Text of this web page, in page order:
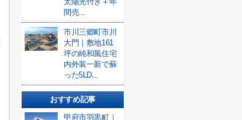
間売...
市川三郷町市川
大門｜敷地161
坪の純和風住宅
内外装一新で蘇
った5LD...
おすすめ記事
甲府市羽黒町｜